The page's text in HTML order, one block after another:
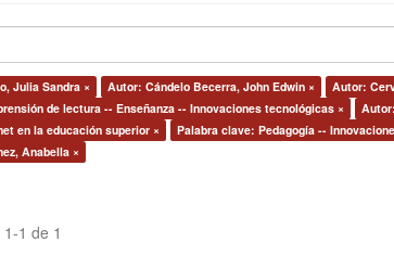
Julia Sandra × Autor: Cándelo Becerra, John Edwin ×
Autor:
de lectura -- Enseñanza -- Innovaciones tecnológicas ×
en la educación superior ×
Palabra clave: Pedagogía --
Anabella ×
1 de 1